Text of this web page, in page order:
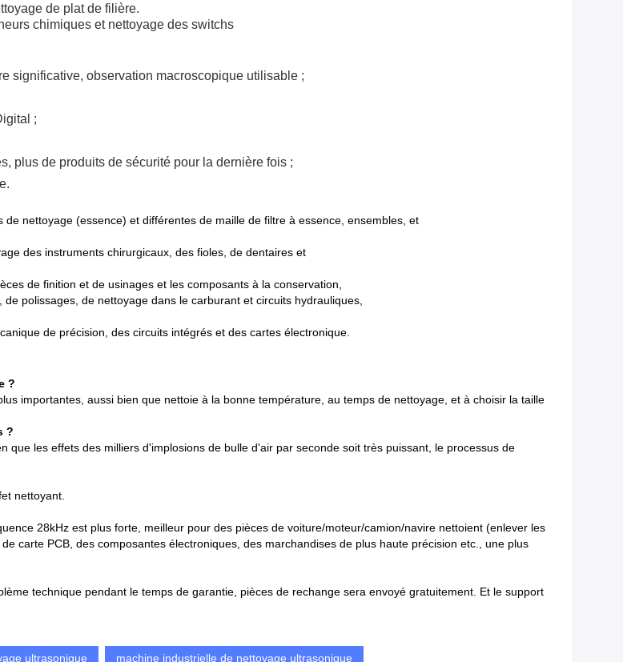
de plat de filière.
chimiques et nettoyage des switchs
significative, observation macroscopique utilisable ;
;
plus de produits de sécurité pour la dernière fois ;
nettoyage (essence) et différentes de maille de filtre à essence, ensembles, et
des instruments chirurgicaux, des fioles, de dentaires et
de finition et de usinages et les composants à la conservation,
polissages, de nettoyage dans le carburant et circuits hydrauliques,
de précision, des circuits intégrés et des cartes électronique.
?
importantes, aussi bien que nettoie à la bonne température, au temps de nettoyage, et à choisir la taille
?
les effets des milliers d'implosions de bulle d'air par seconde soit très puissant, le processus de
nettoyant.
28kHz est plus forte, meilleur pour des pièces de voiture/moteur/camion/navire nettoient (enlever les
carte PCB, des composantes électroniques, des marchandises de plus haute précision etc., une plus
technique pendant le temps de garantie, pièces de rechange sera envoyé gratuitement. Et le support
ultrasonique machine industrielle de nettoyage ultrasonique